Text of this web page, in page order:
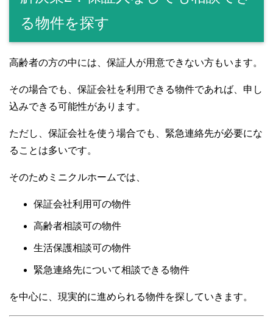
る物件を探す
高齢者の方の中には、保証人が用意できない方もいます。
その場合でも、保証会社を利用できる物件であれば、申し
込みできる可能性があります。
ただし、保証会社を使う場合でも、緊急連絡先が必要にな
ることは多いです。
そのためミニクルホームでは、
保証会社利用可の物件
高齢者相談可の物件
生活保護相談可の物件
緊急連絡先について相談できる物件
を中心に、現実的に進められる物件を探していきます。